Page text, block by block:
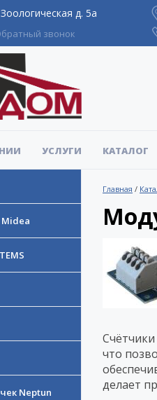
д. 5а
звонок
УСЛУГИ КАТАЛОГ
Neptun
Главная /
что
делает